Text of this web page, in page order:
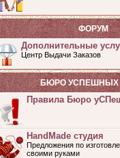
ФОРУМ
Дополнительные
Центр Выдачи Заказов
БЮРО УСПЕШНЫХ
Правила Бюро
HandMade студия
Предложения по
своими руками